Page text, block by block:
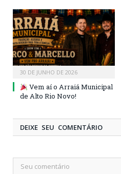
30 DE JUNHO DE 2026
Vem aí o Arraiá Municipal
de Alto Rio Novo!
DEIXE SEU COMENTÁRIO